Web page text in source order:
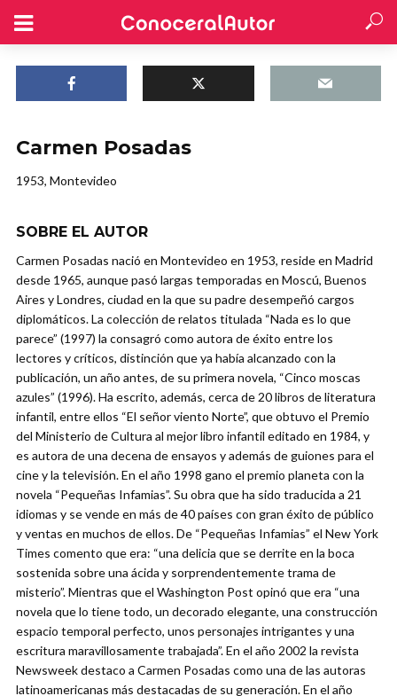
Carmen Posadas
1953, Montevideo
SOBRE EL AUTOR
Carmen Posadas nació en Montevideo en 1953, reside en Madrid
desde 1965, aunque pasó largas temporadas en Moscú, Buenos
Aires y Londres, ciudad en la que su padre desempeñó cargos
diplomáticos. La colección de relatos titulada “Nada es lo que
parece” (1997) la consagró como autora de éxito entre los
lectores y críticos, distinción que ya había alcanzado con la
publicación, un año antes, de su primera novela, “Cinco moscas
azules” (1996). Ha escrito, además, cerca de 20 libros de literatura
infantil, entre ellos “El señor viento Norte”, que obtuvo el Premio
del Ministerio de Cultura al mejor libro infantil editado en 1984, y
es autora de una decena de ensayos y además de guiones para el
cine y la televisión. En el año 1998 gano el premio planeta con la
novela “Pequeñas Infamias”. Su obra que ha sido traducida a 21
idiomas y se vende en más de 40 países con gran éxito de público
y ventas en muchos de ellos. De “Pequeñas Infamias” el New York
Times comento que era: “una delicia que se derrite en la boca
sostenida sobre una ácida y sorprendentemente trama de
misterio”. Mientras que el Washington Post opinó que era “una
novela que lo tiene todo, un decorado elegante, una construcción
espacio temporal perfecto, unos personajes intrigantes y una
escritura maravillosamente trabajada”. En el año 2002 la revista
Newsweek destaco a Carmen Posadas como una de las autoras
latinoamericanas más destacadas de su generación. En el año